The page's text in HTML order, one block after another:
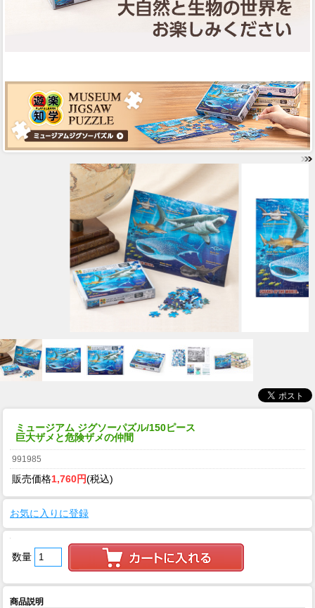
ミュージアム ジグソーパズル/150ピース
巨大ザメと危険ザメの仲間
991985
販売価格1,760円(税込)
お気に入りに登録
数量
商品説明